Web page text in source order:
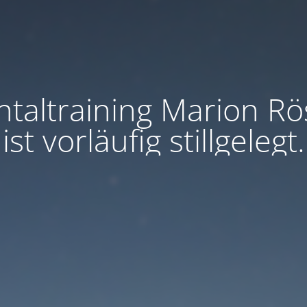
Marion
ist vorläufig stillgelegt.